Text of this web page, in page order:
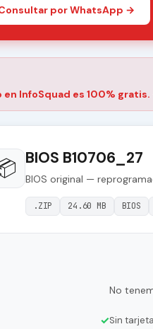
por WhatsApp →
en InfoSquad es 100% gratis.
BIOS B10706_27
BIOS original —
.ZIP 24.60 MB BIOS
No
✓Sin